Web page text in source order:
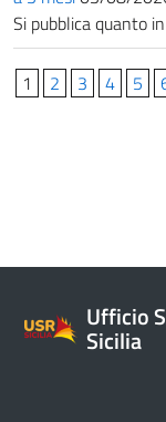
Si pubblica quanto
1 2 3 4 5
Ufficio
Sicilia